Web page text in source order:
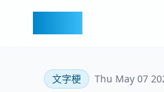
文字梗 Thu May 07